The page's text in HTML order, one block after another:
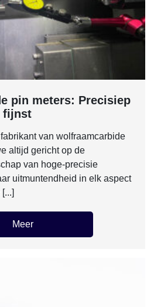
pin meters: Precisiep
fijnst
van wolfraamcarbide
altijd gericht op de
van hoge-precisie
uitmuntendheid in elk aspect
Meer